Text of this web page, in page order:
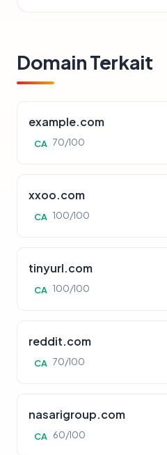
Domain Terkait
example.com
CA 70/100
xxoo.com
CA 100/100
tinyurl.com
CA 100/100
reddit.com
CA 70/100
nasarigroup.com
CA 60/100